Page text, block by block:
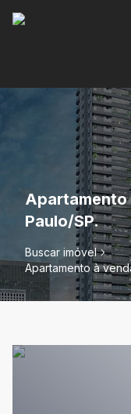
Apartamento
Paulo/SP.
Buscar imóvel
Apartamento à